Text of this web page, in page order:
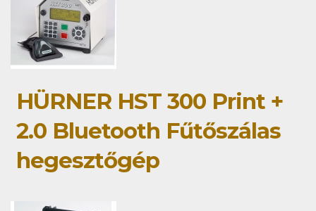
HÜRNER HST 300 Print +
2.0 Bluetooth Fűtőszálas
hegesztőgép